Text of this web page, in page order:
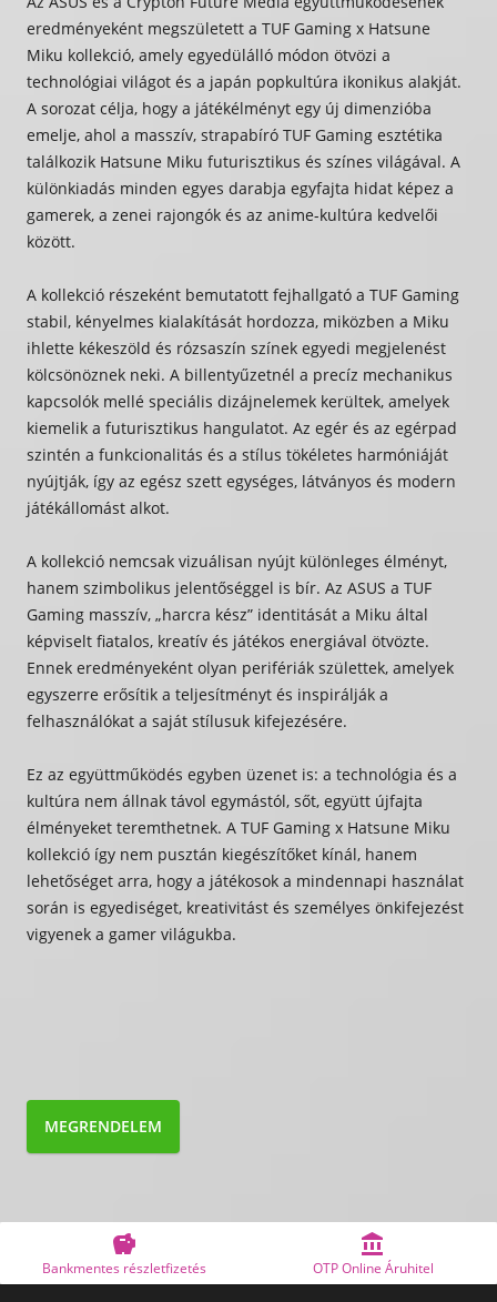
eredményeként megszületett a TUF Gaming x Hatsune
Miku kollekció, amely egyedülálló módon ötvözi a
technológiai világot és a japán popkultúra ikonikus alakját.
A sorozat célja, hogy a játékélményt egy új dimenzióba
emelje, ahol a masszív, strapabíró TUF Gaming esztétika
találkozik Hatsune Miku futurisztikus és színes világával. A
különkiadás minden egyes darabja egyfajta hidat képez a
gamerek, a zenei rajongók és az anime-kultúra kedvelői
között.
A kollekció részeként bemutatott fejhallgató a TUF Gaming
stabil, kényelmes kialakítását hordozza, miközben a Miku
ihlette kékeszöld és rózsaszín színek egyedi megjelenést
kölcsönöznek neki. A billentyűzetnél a precíz mechanikus
kapcsolók mellé speciális dizájnelemek kerültek, amelyek
kiemelik a futurisztikus hangulatot. Az egér és az egérpad
szintén a funkcionalitás és a stílus tökéletes harmóniáját
nyújtják, így az egész szett egységes, látványos és modern
játékállomást alkot.
A kollekció nemcsak vizuálisan nyújt különleges élményt,
hanem szimbolikus jelentőséggel is bír. Az ASUS a TUF
Gaming masszív, „harcra kész” identitását a Miku által
képviselt fiatalos, kreatív és játékos energiával ötvözte.
Ennek eredményeként olyan perifériák születtek, amelyek
egyszerre erősítik a teljesítményt és inspirálják a
felhasználókat a saját stílusuk kifejezésére.
Ez az együttműködés egyben üzenet is: a technológia és a
kultúra nem állnak távol egymástól, sőt, együtt újfajta
élményeket teremthetnek. A TUF Gaming x Hatsune Miku
kollekció így nem pusztán kiegészítőket kínál, hanem
lehetőséget arra, hogy a játékosok a mindennapi használat
során is egyediséget, kreativitást és személyes önkifejezést
vigyenek a gamer világukba.
MEGRENDELEM

Bankmentes részletfizetés

OTP Online Áruhitel